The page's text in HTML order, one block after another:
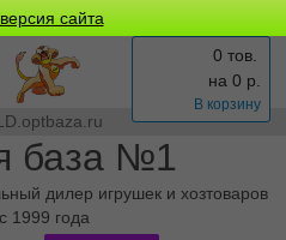
сайта
база №1
дилер игрушек и хозтоваров
1999 года
0 тов.
на 0 р.
В корзину